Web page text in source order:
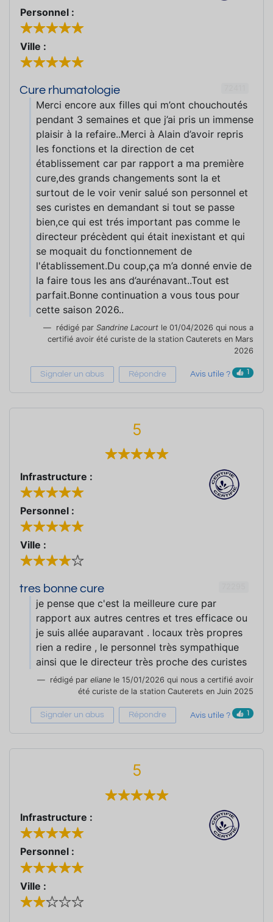
Personnel :
Ville :
Cure rhumatologie
Merci encore aux filles qui m’ont chouchoutés
pendant 3 semaines et que j’ai pris un immense
plaisir à la refaire..Merci à Alain d’avoir repris
les fonctions et la direction de cet
établissement car par rapport a ma première
cure,des grands changements sont la et
surtout de le voir venir salué son personnel et
ses curistes en demandant si tout se passe
bien,ce qui est trés important pas comme le
directeur précèdent qui était inexistant et qui
se moquait du fonctionnement de
l'établissement.Du coup,ça m’a donné envie de
la faire tous les ans d’aurénavant..Tout est
parfait.Bonne continuation a vous tous pour
cette saison 2026..
rédigé par Sandrine Lacourt le 01/04/2026 qui nous a
certifié avoir été curiste de la station Cauterets en Mars
2026
Signaler un abus Répondre Avis utile ? 1
5
Infrastructure :
Personnel :
Ville :
tres bonne cure
je pense que c'est la meilleure cure par
rapport aux autres centres et tres efficace ou
je suis allée auparavant . locaux très propres
rien a redire , le personnel très sympathique
ainsi que le directeur très proche des curistes
rédigé par eliane le 15/01/2026 qui nous a certifié avoir
été curiste de la station Cauterets en Juin 2025
Signaler un abus Répondre Avis utile ? 1
5
Infrastructure :
Personnel :
Ville :